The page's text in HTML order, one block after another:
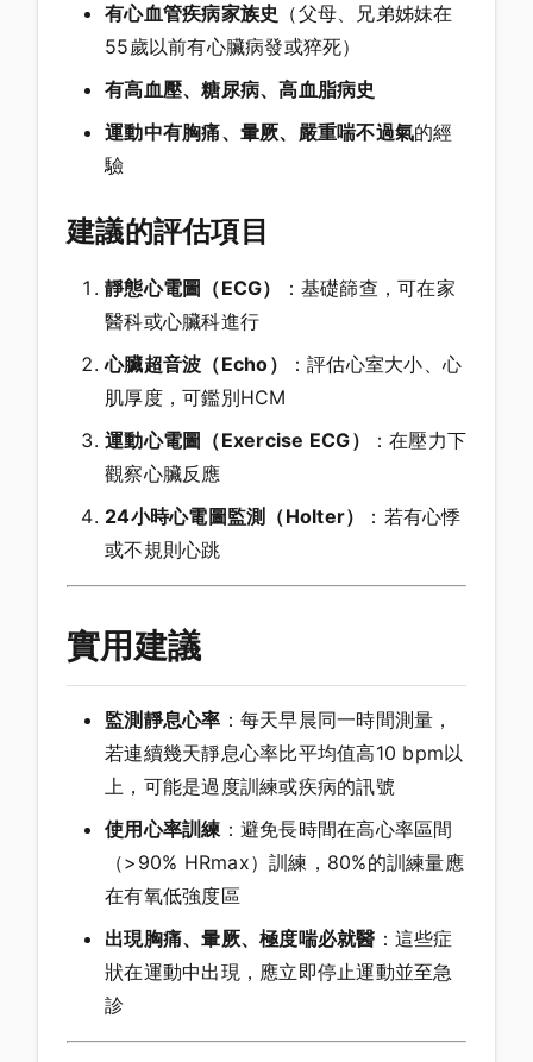
有心血管疾病家族史 （父母、兄弟姊妹在
55歲以前有心臟病發或猝死）
有高血壓、糖尿病、高血脂病史
運動中有胸痛、暈厥、嚴重喘不過氣的經
驗
建議的評估項目
靜態心電圖（ECG）
：基礎篩查，可在家
醫科或心臟科進行
心臟超音波（Echo）
：評估心室大小、心
肌厚度，可鑑別HCM
運動心電圖（Exercise ECG）
：在壓力下
觀察心臟反應
24小時心電圖監測（Holter）
：若有心悸
或不規則心跳
實用建議
監測靜息心率 ：每天早晨同一時間測量，
若連續幾天靜息心率比平均值高10 bpm以
上，可能是過度訓練或疾病的訊號
使用心率訓練：避免長時間在高心率區間
（>90% HRmax）訓練，80%的訓練量應
在有氧低強度區
出現胸痛、暈厥、極度喘必就醫 ：這些症
狀在運動中出現，應立即停止運動並至急
診